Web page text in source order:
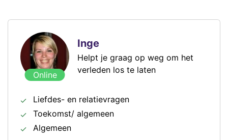
Online
Inge
Helpt je graag op weg om het
verleden los te laten
Liefdes- en relatievragen
Toekomst/ algemeen
Algemeen